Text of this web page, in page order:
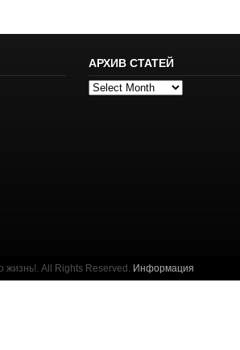
АРХИВ СТАТЕЙ
Архив
жизнь!. All Rights Reserved. Информация